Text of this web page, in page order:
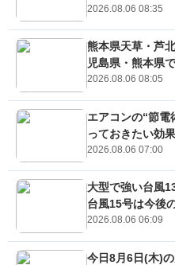
2026.08.06 08:35
熊本県天草・芦
児島県・熊本県
2026.08.06 08:05
エアコンの“節
っておきたい効
2026.08.06 07:00
大型で強い台風
台風15号は今後
2026.08.06 06:09
今日8月6日(木)